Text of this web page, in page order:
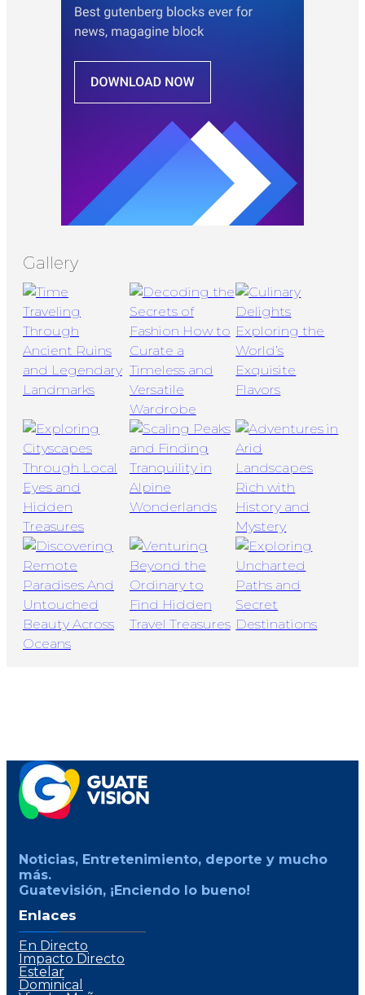
Gallery
Noticias, Entretenimiento, deporte y mucho
más.
Guatevisión, ¡Enciendo lo bueno!
Enlaces
En Directo
Impacto Directo
Estelar
Dominical